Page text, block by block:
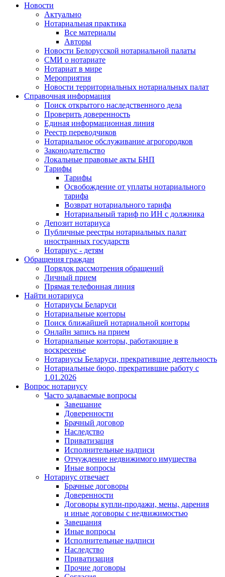
Новости
Актуально
Нотариальная практика
Все материалы
Авторы
Новости Белорусской нотариальной палаты
СМИ о нотариате
Нотариат в мире
Мероприятия
Новости территориальных нотариальных палат
Справочная информация
Поиск открытого наследственного дела
Проверить доверенность
Единая информационная линия
Реестр переводчиков
Нотариальное обслуживание агрогородков
Законодательство
Локальные правовые акты БНП
Тарифы
Тарифы
Освобождение от уплаты нотариального
тарифа
Возврат нотариального тарифа
Нотариальный тариф по ИН с должника
Депозит нотариуса
Публичные реестры нотариальных палат
иностранных государств
Нотариус - детям
Обращения граждан
Порядок рассмотрения обращений
Личный прием
Прямая телефонная линия
Найти нотариуса
Нотариусы Беларуси
Нотариальные конторы
Поиск ближайшей нотариальной конторы
Онлайн запись на прием
Нотариальные конторы, работающие в
воскресенье
Нотариусы Беларуси, прекратившие деятельность
Нотариальные бюро, прекратившие работу с
1.01.2026
Вопрос нотариусу
Часто задаваемые вопросы
Завещание
Доверенности
Брачный договор
Наследство
Приватизация
Исполнительные надписи
Отчуждение недвижимого имущества
Иные вопросы
Нотариус отвечает
Брачные договоры
Доверенности
Договоры купли-продажи, мены, дарения
и иные договоры с недвижимостью
Завещания
Иные вопросы
Исполнительные надписи
Наследство
Приватизация
Прочие договоры